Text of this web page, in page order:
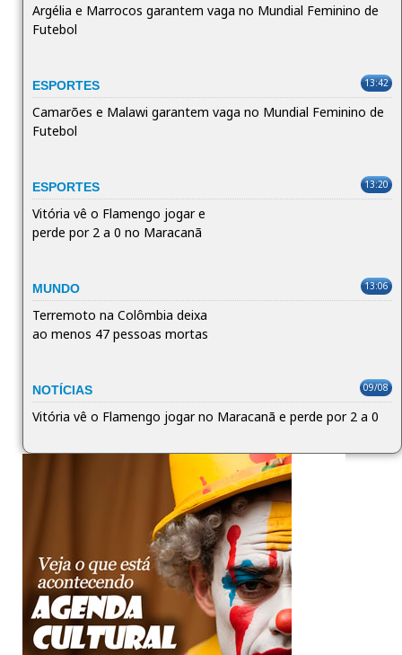
Argélia e Marrocos garantem vaga no Mundial Feminino de
Futebol
ESPORTES 13:42
Camarões e Malawi garantem vaga no Mundial Feminino de
Futebol
ESPORTES 13:20
Vitória vê o Flamengo jogar e
perde por 2 a 0 no Maracanã
MUNDO 13:06
Terremoto na Colômbia deixa
ao menos 47 pessoas mortas
NOTÍCIAS 09/08
Vitória vê o Flamengo jogar no Maracanã e perde por 2 a 0